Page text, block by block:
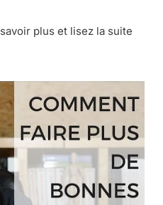
plus et lisez la suite